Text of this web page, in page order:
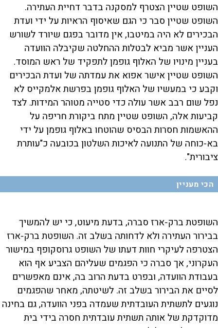
השופט שטיין הצטרף למסקנה בדבר דחיית העתירה.
השופט שטיין סבר כי הגם שאיסוף הראיות על ידי ועדת
הבכירים לא היה במיטבו, אין מדובר בפגם שיורד לשורש
העניין אשר מביא לבטלות ההחלטה שקיבלה הוועדה
בעניין מינויו של האלוף גופמן לתפקיד של ראש המוסד.
השופט שטיין אישר אפוא את עמדתה של ועדת הבכירים
וקבע כי במעשיו של האלוף גופמן בפרשת אלמקייס לא
נפל שום רבב אשר עולה כדי סטייה מטוהר המידות. לצד
קביעות אלה, השופט שטיין מתח ביקורת חריפה על
ההאשמות חסרות הבסיס שהוטחו באלוף גופמן על ידי
בא-כוחה של התנועה לאיכות השלטון בכובעה כ"עותרת
ציבורית".
הכי מעניין
השופטת ברק-ארז סברה, בדעת מיעוט, כי יש להמשיך
בבירור העתירה ולא לדחותה בשלב זה. השופטת ברק-ארז
הצטרפה לעיקרי חוות דעתו של השופט גרוסקופף במישור
העקרוני, אך סברה כי הפגמים שעליהם הצביע אף הוא
בעבודת הוועדה, ובפרט בדעת הרוב בה, אינם מאפשרים
לסיים את הבירור בשלב זה. לשיטתה, מאחר שהפגמים
נוגעים לתשתית העובדתית שעמדה בפני הוועדה, גם בחינה
מדוקדקת של אותה תשתית עובדתית חסרה בידי בית